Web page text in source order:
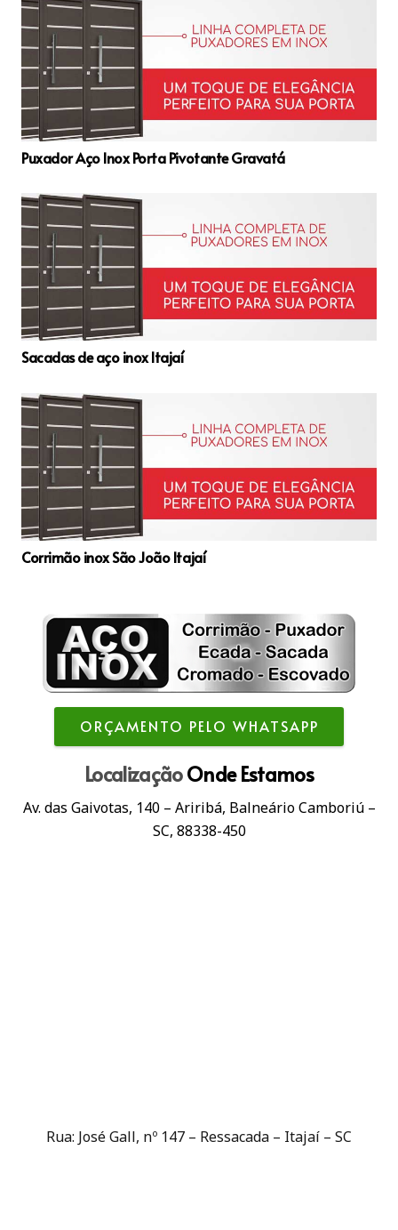
Puxador Aço Inox Porta Pivotante Gravatá
Sacadas de aço inox Itajaí
Corrimão inox São João Itajaí
ORÇAMENTO PELO WHATSAPP
LocalizaçãoOnde Estamos
Av. das Gaivotas, 140 – Ariribá, Balneário Camboriú –
SC, 88338-450
Rua: José Gall, nº 147 – Ressacada – Itajaí – SC